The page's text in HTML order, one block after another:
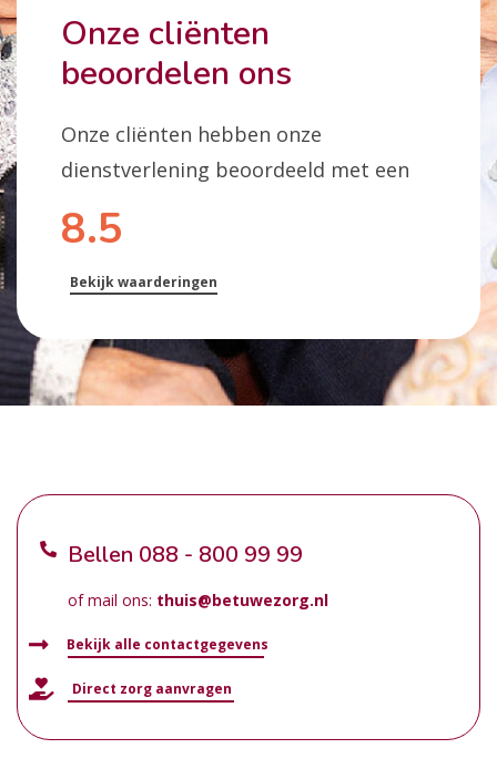
Onze cliënten
beoordelen ons
Onze cliënten hebben onze
dienstverlening beoordeeld met een
8.5
Bekijk waarderingen
Bellen 088 - 800 99 99
of mail ons: thuis@betuwezorg.nl
Bekijk alle contactgegevens
Direct zorg aanvragen